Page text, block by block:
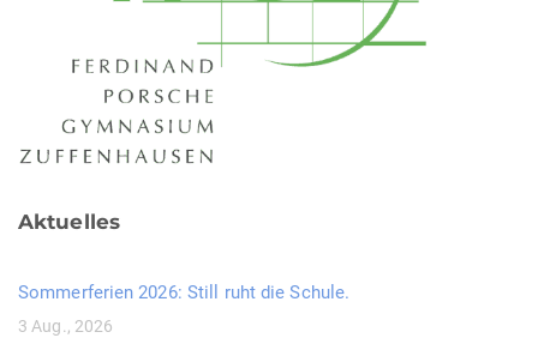
Aktuelles
Sommerferien 2026: Still ruht die Schule.
3 Aug., 2026